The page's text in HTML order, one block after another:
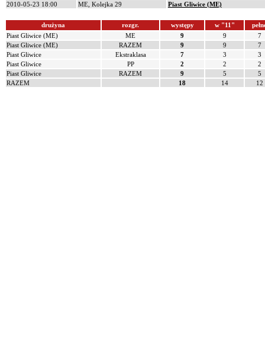
2010-05-23 18:00
ME, Kolejka 29 Piast Gliwice (ME)
drużyna rozgr. występy w "11"
Piast Gliwice (ME)
ME 9 9
7
Piast Gliwice (ME)
RAZEM 9 9
7
Piast Gliwice
Ekstraklasa 7 3
3
Piast Gliwice
PP 2 2
2
Piast Gliwice
RAZEM 9 5
5
RAZEM
18 14 12